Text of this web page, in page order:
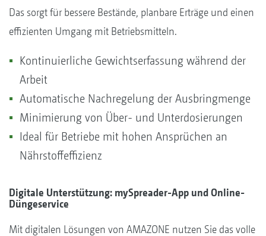
Das sorgt für bessere Bestände, planbare Erträge und einen
effizienten Umgang mit Betriebsmitteln.
Kontinuierliche Gewichtserfassung während der
Arbeit
Automatische Nachregelung der Ausbringmenge
Minimierung von Über- und Unterdosierungen
Ideal für Betriebe mit hohen Ansprüchen an
Nährstoffeffizienz
Digitale Unterstützung: mySpreader-App und Online-
Düngeservice
Mit digitalen Lösungen von AMAZONE nutzen Sie das volle